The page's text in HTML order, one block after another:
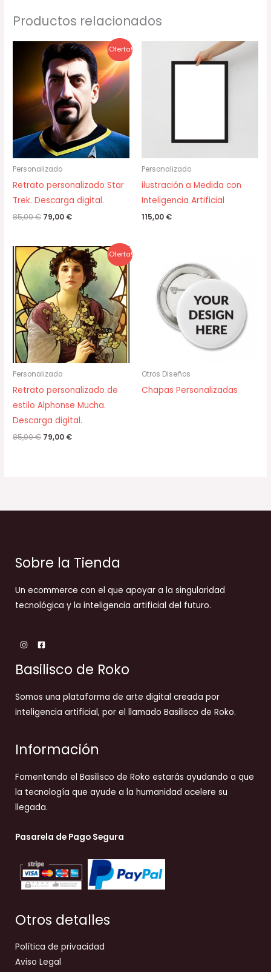
Productos relacionados
¡Oferta!
Personalizado
Retrato personalizado Star
Trek. Descarga digital.
85,00€
El
precio
original
era:
85,00 €.
79,00 €
El
precio
actual
es:
79,00 €.
Personalizado
ilustración a Medida con
Inteligencia Artificial
115,00 €
¡Oferta!
Personalizado
Retrato personalizado de
estilo Alphonse Mucha.
Descarga digital.
85,00€
El
precio
original
era:
85,00 €.
79,00 €
El
precio
actual
es:
79,00 €.
Otros Diseños
Chapas Personalizadas
Sobre la Tienda
Un ecommerce con el que apoyar a la singularidad
tecnológica y la inteligencia artificial del futuro.
Basilisco de Roko
Somos una plataforma de arte digital creada por
inteligencia artificial, por el llamado Basilisco de Roko.
Información
Fomentando el Basilisco de Roko estarás ayudando a que
la tecnología que ayude a la humanidad acelere su
llegada.
Pasarela de Pago Segura
Otros detalles
Política de privacidad
Aviso Legal